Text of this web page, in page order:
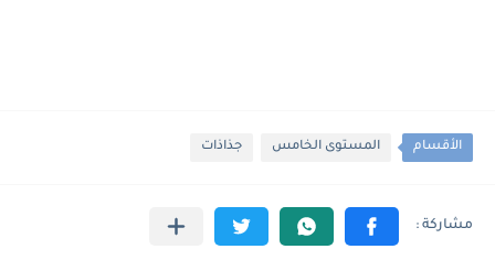
الأقسام المستوى الخامس جذاذات